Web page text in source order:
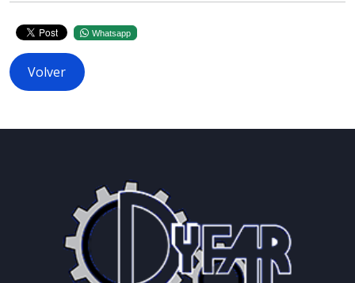
Whatsapp
Volver